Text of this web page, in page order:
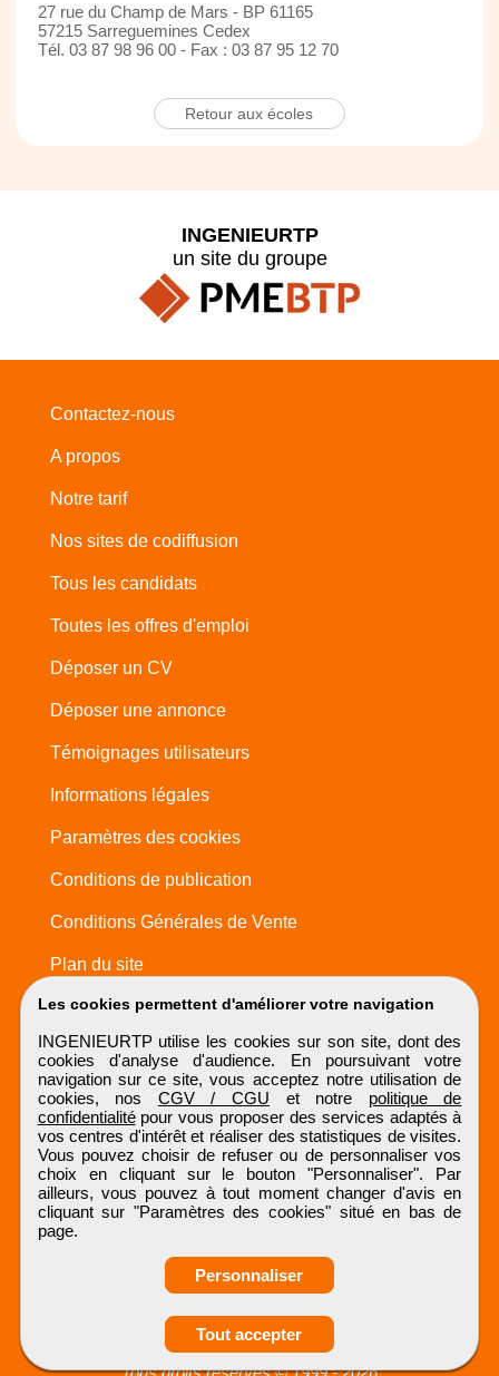
27 rue du Champ de Mars - BP 61165
57215 Sarreguemines Cedex
Tél. 03 87 98 96 00 - Fax : 03 87 95 12 70
Retour aux écoles
Les cookies permettent d'améliorer votre navigation
INGENIEURTP utilise les cookies sur son site, dont des
cookies d'analyse d'audience. En poursuivant votre
navigation sur ce site, vous acceptez notre utilisation de
cookies, nos CGV / CGU et notre politique de
confidentialitépour vous proposer des services adaptés à
vos centres d'intérêt et réaliser des statistiques de visites.
Vous pouvez choisir de refuser ou de personnaliser vos
choix en cliquant sur le bouton "Personnaliser". Par
ailleurs, vous pouvez à tout moment changer d'avis en
cliquant sur "Paramètres des cookies" situé en bas de
page.
Personnaliser
Tout accepter
INGENIEURTP
un site du groupe
Contactez-nous
A propos
Notre tarif
Nos sites de codiffusion
Tous les candidats
Toutes les offres d'emploi
Déposer un CV
Déposer une annonce
Témoignages utilisateurs
Informations légales
Paramètres des cookies
Conditions de publication
Conditions Générales de Vente
Plan du site
INGENIEURTP
Tous droits réservés © 1999 - 2026